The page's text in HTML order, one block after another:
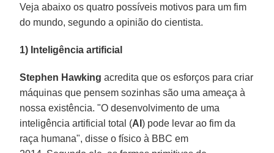
Veja abaixo os quatro possíveis motivos para um fim
do mundo, segundo a opinião do cientista.
1) Inteligência artificial
Stephen Hawking acredita que os esforços para criar
máquinas que pensem sozinhas são uma ameaça à
nossa existência. "O desenvolvimento de uma
inteligência artificial total (AI) pode levar ao fim da
raça humana", disse o físico à BBC em